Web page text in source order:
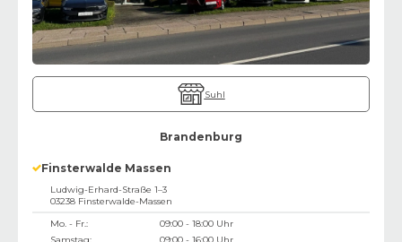
Suhl
Brandenburg
Finsterwalde Massen
Ludwig-Erhard-Straße 1–3
03238 Finsterwalde-Massen
Mo. - Fr.:
09:00 - 18:00 Uhr